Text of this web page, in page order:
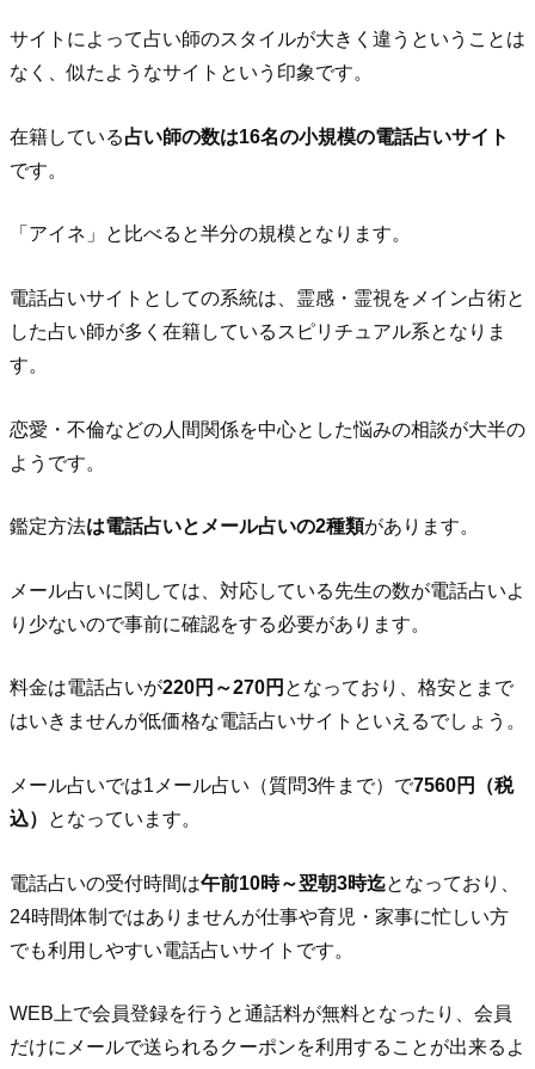
サイトによって占い師のスタイルが大きく違うということは
なく、似たようなサイトという印象です。
在籍している占い師の数は16名の小規模の電話占いサイト
です。
「アイネ」と比べると半分の規模となります。
電話占いサイトとしての系統は、霊感・霊視をメイン占術と
した占い師が多く在籍しているスピリチュアル系となりま
す。
恋愛・不倫などの人間関係を中心とした悩みの相談が大半の
ようです。
鑑定方法は電話占いとメール占いの2種類があります。
メール占いに関しては、対応している先生の数が電話占いよ
り少ないので事前に確認をする必要があります。
料金は電話占いが220円～270円 となっており、格安とまで
はいきませんが低価格な電話占いサイトといえるでしょう。
メール占いでは1メール占い（質問3件まで）で7560円（税
込）
となっています。
電話占いの受付時間は午前10時～翌朝3時迄となっており、
24時間体制ではありませんが仕事や育児・家事に忙しい方
でも利用しやすい電話占いサイトです。
WEB上で会員登録を行うと通話料が無料となったり、会員
だけにメールで送られるクーポンを利用することが出来るよ